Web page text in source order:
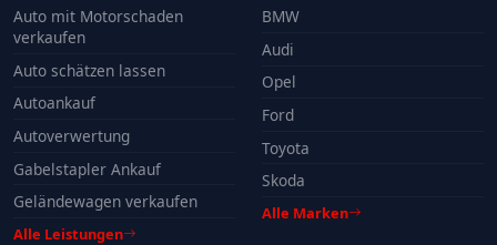
Auto mit Motorschaden
verkaufen
Auto schätzen lassen
Autoankauf
Autoverwertung
Gabelstapler Ankauf
Geländewagen verkaufen
Alle Leistungen
BMW
Audi
Opel
Ford
Toyota
Skoda
Alle Marken